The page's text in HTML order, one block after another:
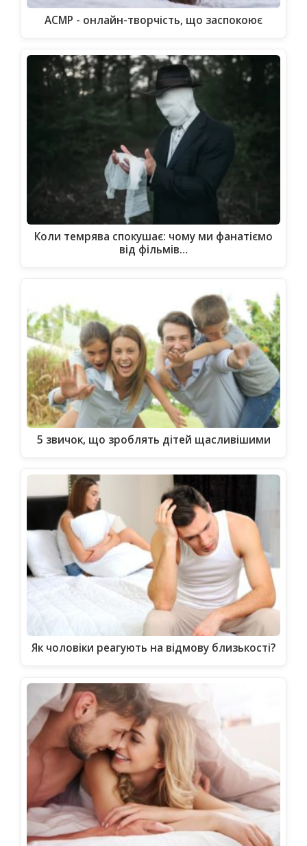
АСМР - онлайн-творчість, що заспокоює
Коли темрява спокушає: чому ми фанатіємо
від фільмів…
5 звичок, що зроблять дітей щасливішими
Як чоловіки реагують на відмову близькості?